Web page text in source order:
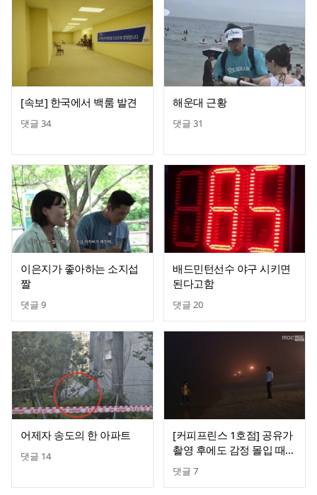
[속보] 한국에서 백룸 발견
댓글 34
해운대 근황
댓글 31
이은지가 좋아하는 소지섭
짤
댓글 9
배드민턴선수 야구 시키면
된다고함
댓글 20
어제자 송도의 한 아파트
댓글 14
[커피프린스 1호점] 공유가
촬영 후에도 감정 몰입 때문
에 가장 힘들었다고 한 장
면. jpg
댓글 7